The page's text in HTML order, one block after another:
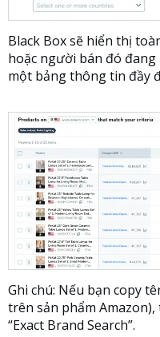
Black Box sẽ hiển thị
hoặc người bán đó
một bảng thông tin đầy
Ghi chú: Nếu bạn copy
trên sản phẩm
“Exact Brand Search”.